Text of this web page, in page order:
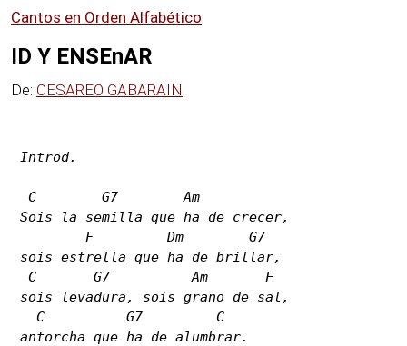
Oraciones
Preguntas
Chat
Blog
Radio
Cantos en Orden Alfabético
ID Y ENSEnAR
De: CESAREO GABARAIN
Introd.
C        G7        Am
Sois la semilla que ha de crecer,
        F         Dm        G7
sois estrella que ha de brillar,
C       G7          Am       F
sois levadura, sois grano de sal,
  C          G7         C
antorcha que ha de alumbrar.